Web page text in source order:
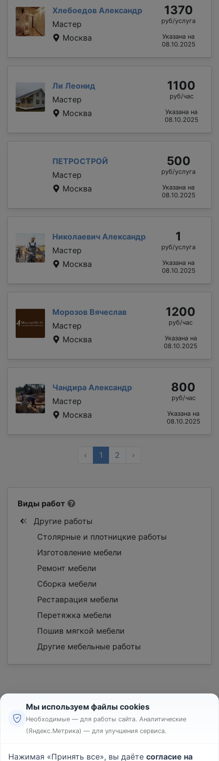
Хлебоедов Александр
Мастер
Москва
1370
руб/услуга
Указана на
08.10.2025
Ли Леонид
Мастер
Москва
1100
руб/час
Указана на
08.10.2025
ПЕТРОСТРОЙ
Мастер
Москва
500
руб/услуга
Указана на
08.10.2025
Николаевич Александр
Мастер
Москва
1
руб/услуга
Указана на
08.10.2025
Морозов Вячеслав
Мастер
Москва
1200
руб/час
Указана на
08.10.2025
Чандира Александр
Мастер
Москва
800
руб/час
Указана на
08.10.2025
‹ 1 2 ›
Виды работ
Другие работы
Столярные и плотницкие работы
Изготовление мебели
Ремонт мебели
Сборка мебели
Реставрация мебели
Перетяжка мебели
Пошив мягкой мебели
Другие мебельные работы
Реклама
Мы используем файлы cookies
Необходимые — для работы сайта. Аналитические
(Яндекс.Метрика) — для улучшения сервиса.
Нажимая «Принять все», вы даёте согласие на